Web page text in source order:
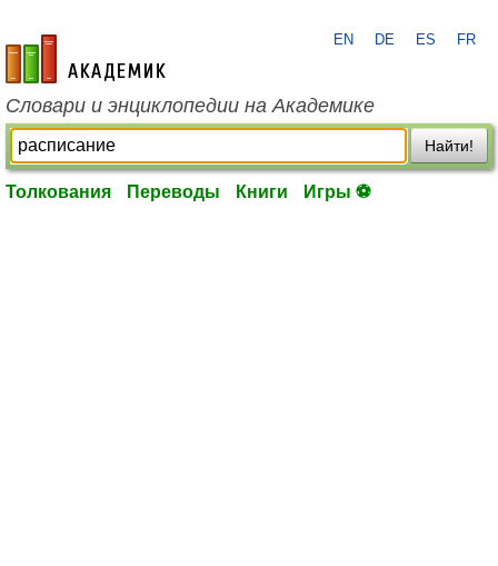
academic.ru
EN DE ES FR
Словари и энциклопедии на Академике
Найти!
Толкования Переводы Книги Игры ⚽